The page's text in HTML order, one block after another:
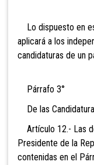
Lo dispuesto en
aplicará a los
candidaturas de un
Párrafo 3°
De las
Artículo 12.- Las
Presidente de la
contenidas en el